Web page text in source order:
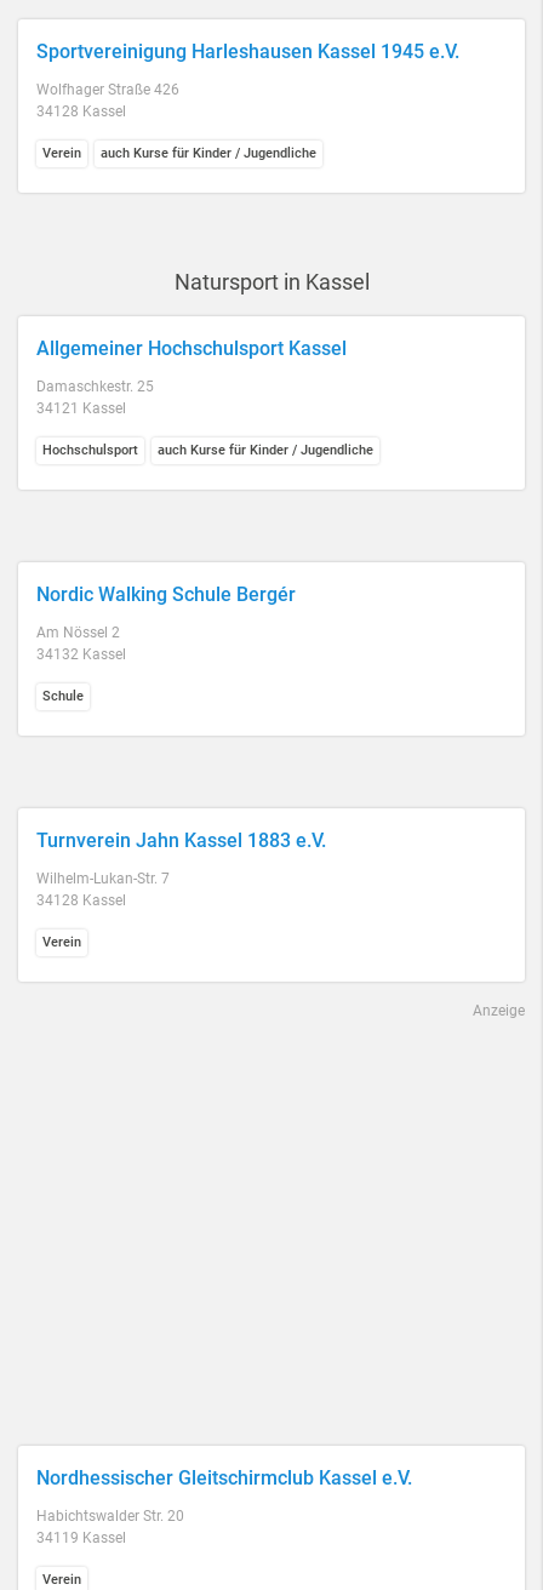
Sportvereinigung Harleshausen Kassel 1945 e.V.
Wolfhager Straße 426
34128 Kassel
Verein auch Kurse für Kinder / Jugendliche
Natursport in Kassel
Allgemeiner Hochschulsport Kassel
Damaschkestr. 25
34121 Kassel
Hochschulsport auch Kurse für Kinder / Jugendliche
Nordic Walking Schule Bergér
Am Nössel 2
34132 Kassel
Schule
Turnverein Jahn Kassel 1883 e.V.
Wilhelm-Lukan-Str. 7
34128 Kassel
Verein
Anzeige
Nordhessischer Gleitschirmclub Kassel e.V.
Habichtswalder Str. 20
34119 Kassel
Verein